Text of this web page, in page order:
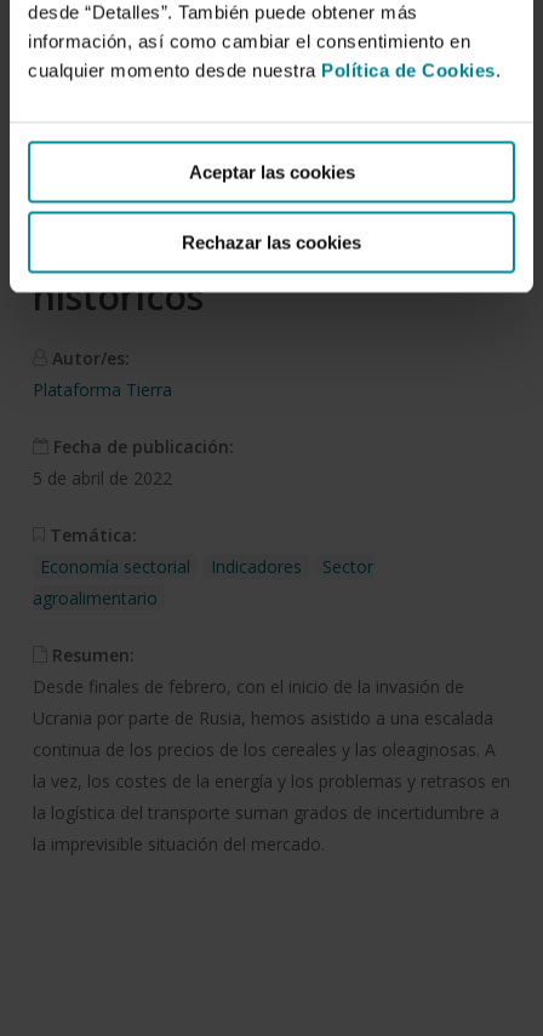
desde “Detalles”. También puede obtener más
información, así como cambiar el consentimiento en
cualquier momento desde nuestra Política de Cookies.
Aceptar las cookies
Rechazar las cookies
Descargar
2022. La guerra en Ucrania
dispara los precios de los
cereales a máximos
históricos
Autor/es:
Plataforma Tierra
Fecha de publicación:
5 de abril de 2022
Temática:
Economía sectorial
Indicadores
Sector
agroalimentario
Resumen:
Desde finales de febrero, con el inicio de la invasión de
Ucrania por parte de Rusia, hemos asistido a una escalada
continua de los precios de los cereales y las oleaginosas. A
la vez, los costes de la energía y los problemas y retrasos en
la logística del transporte suman grados de incertidumbre a
la imprevisible situación del mercado.